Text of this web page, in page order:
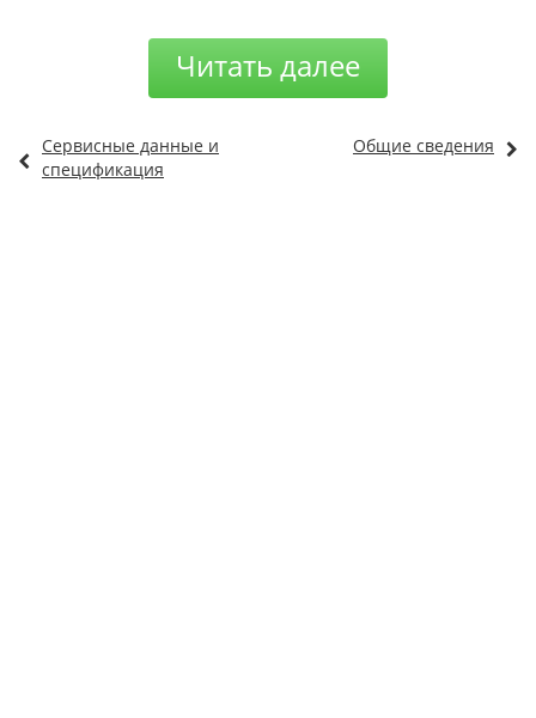
Читать далее
Сервисные данные и
спецификация
Общие сведения